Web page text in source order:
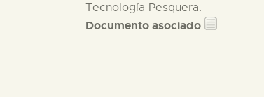
Tecnología Pesquera.
Documento asociado